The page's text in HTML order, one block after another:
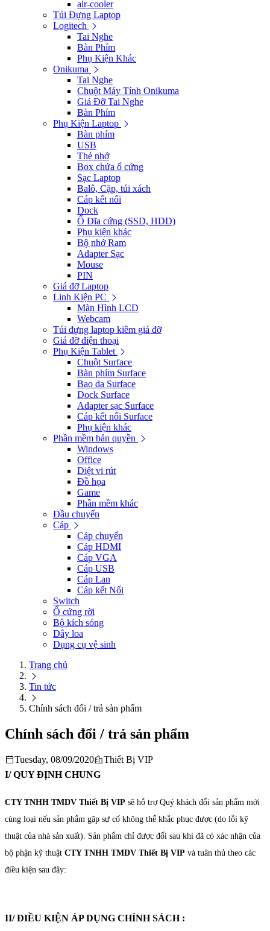
air-cooler
Túi Đựng Laptop
Logitech
Tai Nghe
Bàn Phím
Phụ Kiện Khác
Onikuma
Tai Nghe
Chuột Máy Tính Onikuma
Giá Đỡ Tai Nghe
Bàn Phím
Phụ Kiện Laptop
Bàn phím
USB
Thẻ nhớ
Box chứa ổ cứng
Sạc Laptop
Balô, Cặp, túi xách
Cáp kết nối
Dock
Ổ Đĩa cứng (SSD, HDD)
Phụ kiện khác
Bộ nhớ Ram
Adapter Sạc
Mouse
PIN
Giá đỡ Laptop
Linh Kiện PC
Màn Hình LCD
Webcam
Túi đựng laptop kiêm giá đỡ
Giá đỡ điện thoại
Phụ Kiện Tablet
Chuột Surface
Bàn phím Surface
Bao da Surface
Dock Surface
Adapter sạc Surface
Cáp kết nối Surface
Phụ kiện khác
Phần mềm bản quyền
Windows
Office
Diệt vi rút
Đồ họa
Game
Phần mềm khác
Đầu chuyển
Cáp
Cáp chuyển
Cáp HDMI
Cáp VGA
Cáp USB
Cáp Lan
Cáp kết Nối
Switch
Ổ cứng rời
Bộ kích sóng
Dây loa
Dụng cụ vệ sinh
Trang chủ
Tin tức
Chính sách đổi / trả sản phẩm
Chính sách đổi / trả sản phẩm
Tuesday, 08/09/2020
Thiết Bị VIP
I/ QUY ĐỊNH CHUNG
CTY TNHH TMDV Thiết Bị VIP sẽ hỗ trợ Quý khách đổi sản phẩm mới
cùng loại nếu sản phẩm gặp sự cố không thể khắc phục được (do lỗi kỹ
thuật của nhà sản xuất). Sản phẩm chỉ được đổi sau khi đã có xác nhận của
bộ phận kỹ thuật CTY TNHH TMDV Thiết Bị VIP và tuân thủ theo các
điều kiện sau đây:
II/ ĐIỀU KIỆN ÁP DỤNG CHÍNH SÁCH :